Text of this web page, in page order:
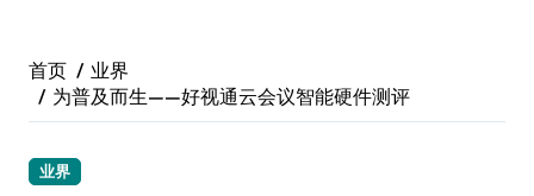
首页
业界
为普及而生——好视通云会议智能硬件测评
业界